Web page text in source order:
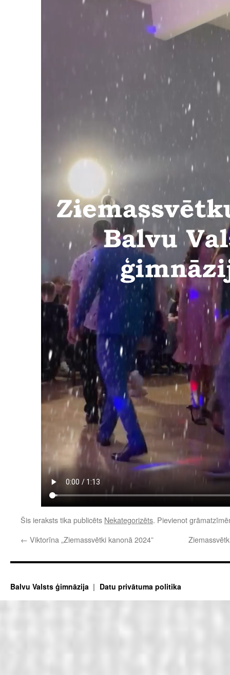
Šis ieraksts tika publicēts Nekategorizēts. Pievienot
← Viktorīna „Ziemassvētki kanonā 2024”
Balvu Valsts ģimnāzija Datu privātuma politika